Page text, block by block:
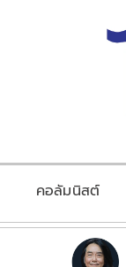
คอลัมนิสต์